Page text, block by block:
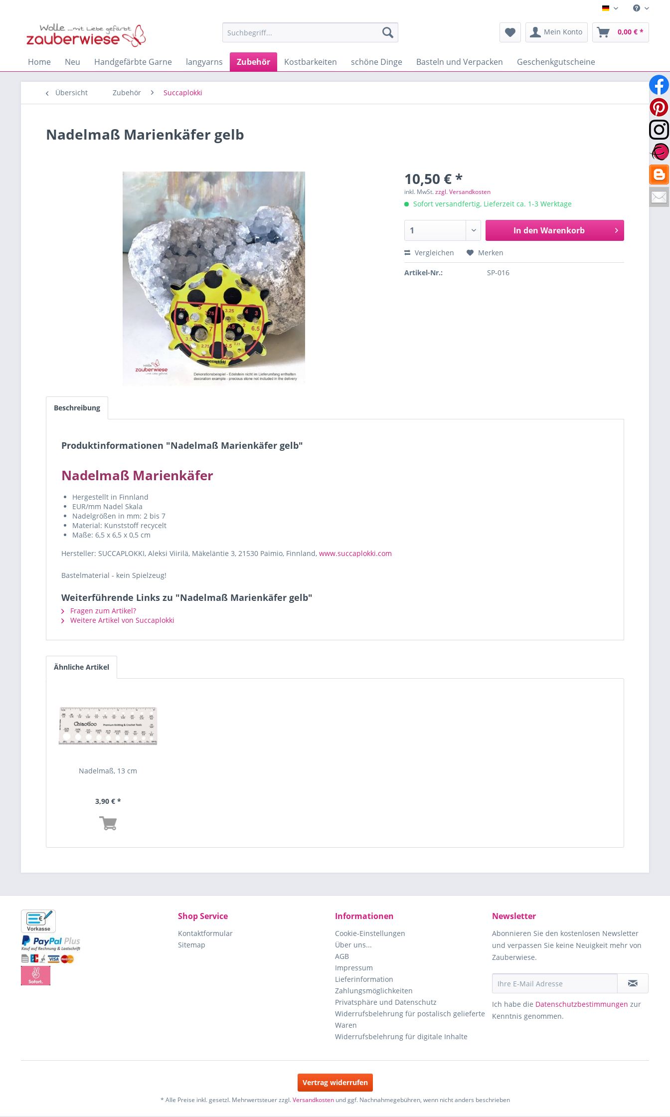
Deutsch
Mein Konto 0,00 € *
Home Neu Handgefärbte Garne langyarns Zubehör Kostbarkeiten schöne Dinge Basteln und Verpacken Geschenkgutscheine
Übersicht Zubehör Succaplokki
Nadelmaß Marienkäfer gelb
10,50 € *
inkl. MwSt.zzgl. Versandkosten
Sofort versandfertig, Lieferzeit ca. 1-3 Werktage
In den Warenkorb
Vergleichen Merken
Artikel-Nr.: SP-016
Beschreibung
Produktinformationen "Nadelmaß Marienkäfer gelb"
Nadelmaß Marienkäfer
Hergestellt in Finnland
EUR/mm Nadel Skala
Nadelgrößen in mm: 2 bis 7
Material: Kunststoff recycelt
Maße: 6,5 x 6,5 x 0,5 cm
Hersteller: SUCCAPLOKKI, Aleksi Viirilä, Mäkeläntie 3, 21530 Paimio, Finnland, www.succaplokki.com
Bastelmaterial - kein Spielzeug!
Weiterführende Links zu "Nadelmaß Marienkäfer gelb"
Fragen zum Artikel?
Weitere Artikel von Succaplokki
Ähnliche Artikel
Nadelmaß, 13 cm
3,90 € *
Shop Service
Kontaktformular
Sitemap
Informationen
Cookie-Einstellungen
Über uns...
AGB
Impressum
Lieferinformation
Zahlungsmöglichkeiten
Privatsphäre und Datenschutz
Widerrufsbelehrung für postalisch gelieferte
Waren
Widerrufsbelehrung für digitale Inhalte
Newsletter
Abonnieren Sie den kostenlosen Newsletter
und verpassen Sie keine Neuigkeit mehr von
Zauberwiese.
Ich habe die Datenschutzbestimmungen zur
Kenntnis genommen.
Vertrag widerrufen
* Alle Preise inkl. gesetzl. Mehrwertsteuer zzgl.Versandkostenund ggf. Nachnahmegebühren, wenn nicht anders beschrieben